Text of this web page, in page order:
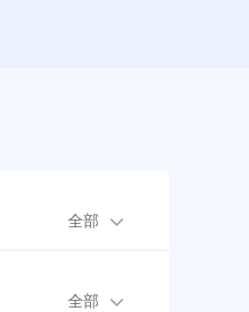
全部
全部